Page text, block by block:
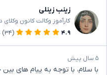
زینب زینلی
کارآموز وکالت کانون وکلای
۴.۹
(۳۴)
۵ سال پیش
با سلام، با توجه به پیام های